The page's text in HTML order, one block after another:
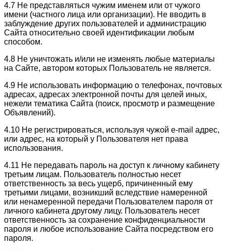
4.7 Не представляться чужим именем или от чужого
имени (частного лица или организации). Не вводить в
заблуждение других пользователей и администрацию
Сайта относительно своей идентификации любым
способом.
4.8 Не уничтожать и/или не изменять любые материалы
на Сайте, автором которых Пользователь не является.
4.9 Не использовать информацию о телефонах, почтовых
адресах, адресах электронной почты для целей иных,
нежели тематика Сайта (поиск, просмотр и размещение
Объявлений).
4.10 Не регистрироваться, используя чужой e-mail адрес,
или адрес, на который у Пользователя нет права
использования.
4.11 Не передавать пароль на доступ к личному кабинету
третьим лицам. Пользователь полностью несет
ответственность за весь ущерб, причиненный ему
третьими лицами, возникший вследствие намеренной
или ненамеренной передачи Пользователем пароля от
личного кабинета другому лицу. Пользователь несет
ответственность за сохранение конфиденциальности
пароля и любое использование Сайта посредством его
пароля.